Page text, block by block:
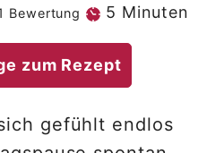
Bewertung 5 Minuten
Minuten
zum Rezept
gefühlt endlos